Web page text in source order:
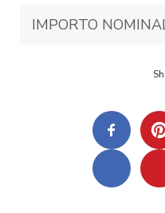
IMPORTO